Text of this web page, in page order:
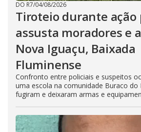
DO R7/04/08/2026
Tiroteio durante ação
assusta moradores e
Nova Iguaçu, Baixada
Fluminense
Confronto entre policiais e suspeitos
uma escola na comunidade Buraco do
fugiram e deixaram armas e